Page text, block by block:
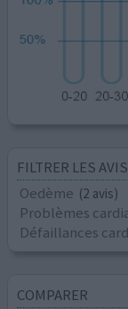
FILTRER LES
Oedème (2 avis)
Problèmes
Défaillances
COMPARER